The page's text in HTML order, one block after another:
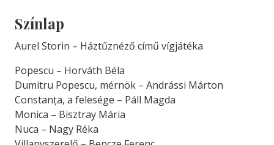
Színlap
Aurel Storin – Háztűznéző című vígjátéka
Popescu – Horváth Béla
Dumitru Popescu, mérnök – Andrássi Márton
Constanța, a felesége – Páll Magda
Monica – Bisztray Mária
Nuca – Nagy Réka